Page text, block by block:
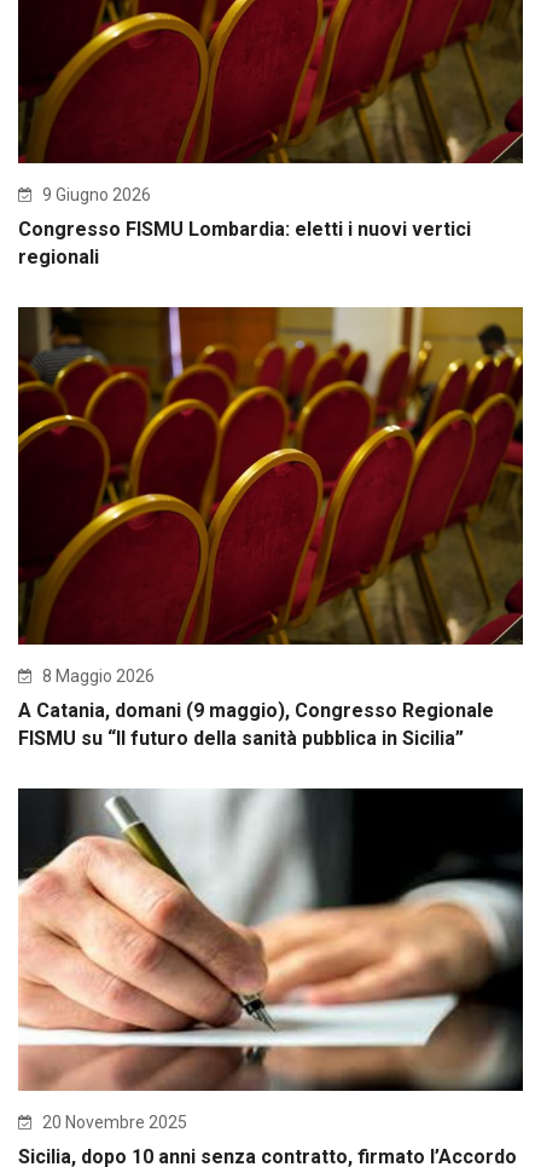
9 Giugno 2026
Congresso FISMU Lombardia: eletti i nuovi vertici
regionali
8 Maggio 2026
A Catania, domani (9 maggio), Congresso Regionale
FISMU su “Il futuro della sanità pubblica in Sicilia”
20 Novembre 2025
Sicilia, dopo 10 anni senza contratto, firmato l’Accordo